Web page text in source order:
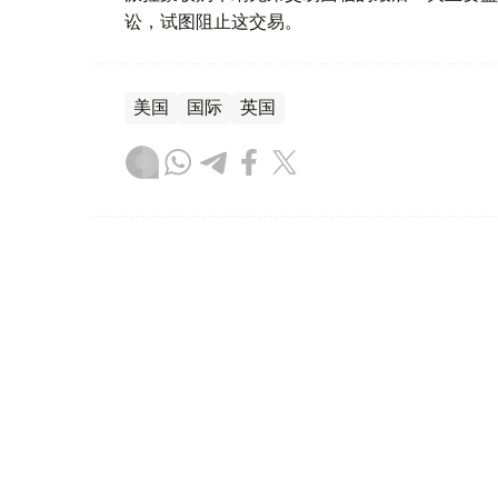
讼，试图阻止这交易。
美国 国际 英国